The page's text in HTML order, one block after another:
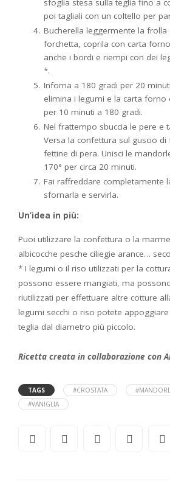
sfoglia stesa sulla teglia fino a
poi tagliali con un coltello per
Bucherella leggermente la frolla
forchetta, coprila con carta
anche i bordi e riempi con dei
*.
Inforna a 180 gradi per 20
elimina i legumi e la carta
per 10 minuti a 180 gradi.
Nel frattempo sbuccia le pere e
Versa la confettura sul guscio
fettine di pera. Unisci le
170° per circa 20 minuti.
Fai raffreddare completamente
sfornarla e servirla.
Un’idea in più:
Puoi utilizzare la confettura o la
albicocche pesche ciliegie arance…
* I legumi o il riso utilizzati per la
possono essere mangiati, ma
riutilizzati per effettuare altre cotture
legumi secchi o riso potete
teglia dal diametro più piccolo.
Ricetta creata in collaborazione con
TAGS #CROSTATA
#VANIGLIA